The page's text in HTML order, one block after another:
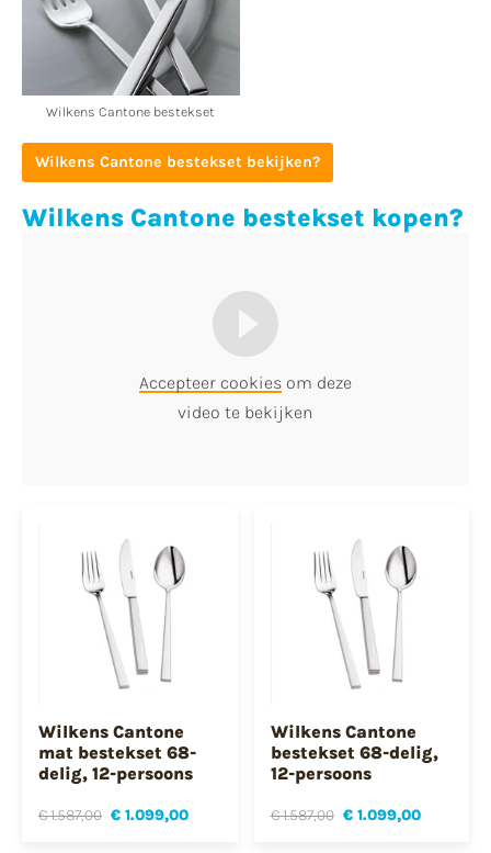
Wilkens Cantone bestekset
Wilkens Cantone bestekset bekijken?
Wilkens Cantone bestekset kopen?
Accepteer cookies om deze
video te bekijken
Wilkens Cantone
mat bestekset 68-
delig, 12-persoons
€ 1.587,00 € 1.099,00
Wilkens Cantone
bestekset 68-delig,
12-persoons
€ 1.587,00 € 1.099,00